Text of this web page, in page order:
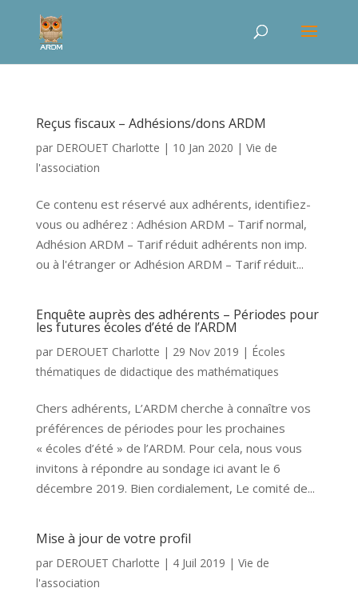
Reçus fiscaux – Adhésions/dons ARDM
par DEROUET Charlotte | 10 Jan 2020 | Vie de
l'association
Ce contenu est réservé aux adhérents, identifiez-
vous ou adhérez : Adhésion ARDM – Tarif normal,
Adhésion ARDM – Tarif réduit adhérents non imp.
ou à l'étranger or Adhésion ARDM – Tarif réduit...
Enquête auprès des adhérents – Périodes pour
les futures écoles d’été de l’ARDM
par DEROUET Charlotte | 29 Nov 2019 | Écoles
thématiques de didactique des mathématiques
Chers adhérents, L’ARDM cherche à connaître vos
préférences de périodes pour les prochaines
« écoles d’été » de l’ARDM. Pour cela, nous vous
invitons à répondre au sondage ici avant le 6
décembre 2019. Bien cordialement, Le comité de...
Mise à jour de votre profil
par DEROUET Charlotte | 4 Juil 2019 | Vie de
l'association